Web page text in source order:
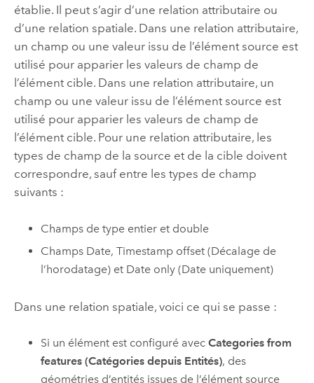
établie. Il peut s’agir d’une relation attributaire ou
d’une relation spatiale. Dans une relation attributaire,
un champ ou une valeur issu de l’élément source est
utilisé pour apparier les valeurs de champ de
l’élément cible. Dans une relation attributaire, un
champ ou une valeur issu de l’élément source est
utilisé pour apparier les valeurs de champ de
l’élément cible. Pour une relation attributaire, les
types de champ de la source et de la cible doivent
correspondre, sauf entre les types de champ
suivants :
Champs de type entier et double
Champs Date, Timestamp offset (Décalage de
l’horodatage) et Date only (Date uniquement)
Dans une relation spatiale, voici ce qui se passe :
Si un élément est configuré avecCategories from
features (Catégories depuis Entités), des
géométries d’entités issues de l’élément source